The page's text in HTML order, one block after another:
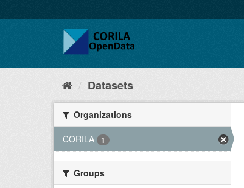
Datasets
Organizations
CORILA
1
Groups